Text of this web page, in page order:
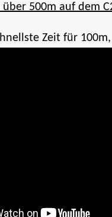
über 500m auf dem
Zeit für